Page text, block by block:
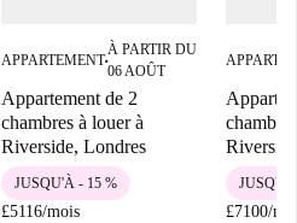
APPARTEMENT■
À PARTIR DU
06 AOÛT
Appartement de 2
chambres à louer à
Riverside, Londres
£5116/mois
JUSQU'À - 15 %
£7100/